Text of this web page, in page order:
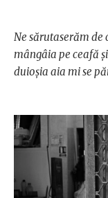
Ne sărutaserăm de
mângâia pe ceafă
duioşia aia mi se